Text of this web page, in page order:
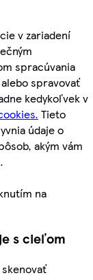
v zariadení
spracúvania
spravovať
kedykoľvek v
Tieto
údaje o
akým vám
na
s cieľom